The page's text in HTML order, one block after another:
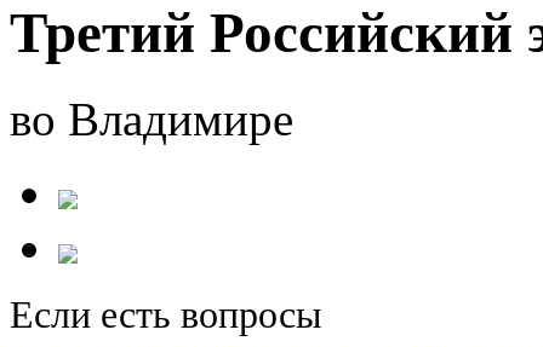
Третий Российский
во Владимире
Если есть вопросы